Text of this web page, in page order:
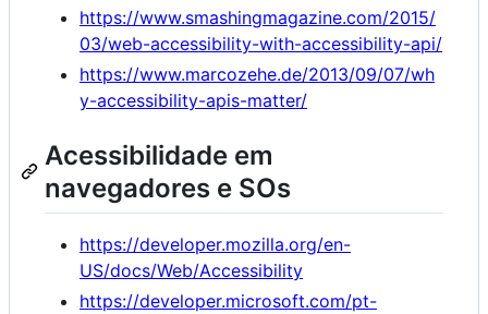
https://www.smashingmagazine.com/2015/
03/web-accessibility-with-accessibility-api/
https://www.marcozehe.de/2013/09/07/wh
y-accessibility-apis-matter/
Acessibilidade em
navegadores e SOs
https://developer.mozilla.org/en-
US/docs/Web/Accessibility
https://developer.microsoft.com/pt-